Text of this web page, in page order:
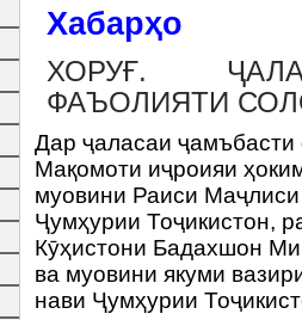
Хабарҳо
ХОРУҒ.
ФАЪОЛИЯТИ
Дар ҷаласаи
Мақомоти иҷроияи
муовини Раиси
Ҷумҳурии Тоҷикистон,
Кӯҳистони Бадахшон
ва муовини якуми
нави Ҷумҳурии